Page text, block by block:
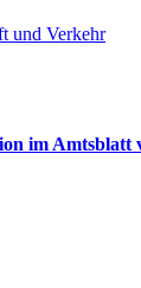
und Verkehr
im Amtsblatt